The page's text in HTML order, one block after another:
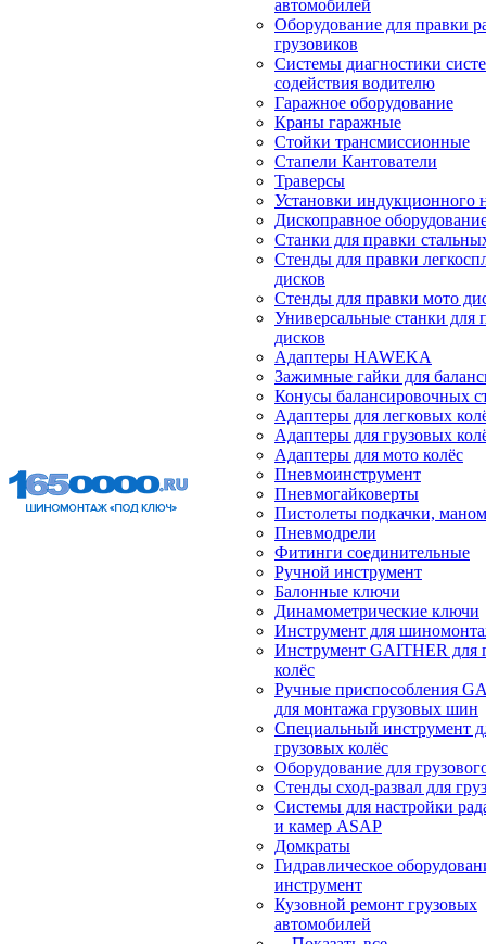
автомобилей
Оборудование для правки
грузовиков
Системы диагностики
содействия водителю
Гаражное оборудование
Краны гаражные
Стойки трансмиссионные
Стапели Кантователи
Траверсы
Установки индукционного
Дископравное
Станки для правки
Стенды для правки
дисков
Стенды для правки мото
Универсальные станки для
дисков
Адаптеры HAWEKA
Зажимные гайки для
Конусы балансировочных
Адаптеры для легковых
Адаптеры для грузовых
Адаптеры для мото колёс
Пневмоинструмент
Пневмогайковерты
Пистолеты подкачки,
Пневмодрели
Фитинги соединительные
Ручной инструмент
Балонные ключи
Динамометрические ключи
Инструмент для
Инструмент GAITHER для
колёс
Ручные приспособления
для монтажа грузовых шин
Специальный инструмент
грузовых колёс
Оборудование для
Стенды сход-развал для
Системы для настройки
и камер ASAP
Домкраты
Гидравлическое
инструмент
Кузовной ремонт грузовых
автомобилей